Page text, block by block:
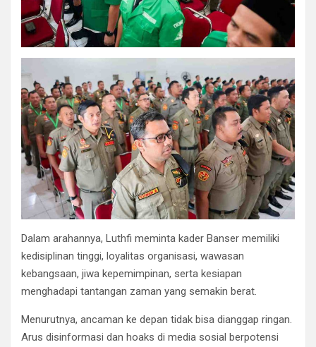
Dalam arahannya, Luthfi meminta kader Banser memiliki
kedisiplinan tinggi, loyalitas organisasi, wawasan
kebangsaan, jiwa kepemimpinan, serta kesiapan
menghadapi tantangan zaman yang semakin berat.
Menurutnya, ancaman ke depan tidak bisa dianggap ringan.
Arus disinformasi dan hoaks di media sosial berpotensi